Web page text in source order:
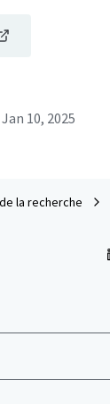
Jan 10, 2025
la recherche